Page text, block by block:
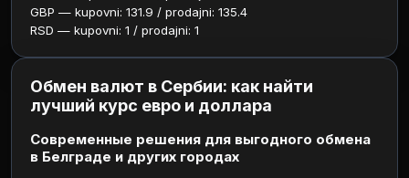
GBP — kupovni: 131.9 / prodajni: 135.4
RSD — kupovni: 1 / prodajni: 1
Обмен валют в Сербии: как найти
лучший курс евро и доллара
Современные решения для выгодного обмена
в Белграде и других городах